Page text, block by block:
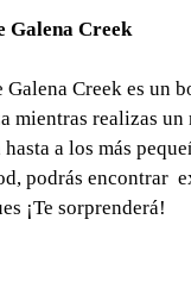
Galena Creek
Galena Creek es un
mientras realizas
hasta a los más
podrás encontrar
¡Te sorprenderá!